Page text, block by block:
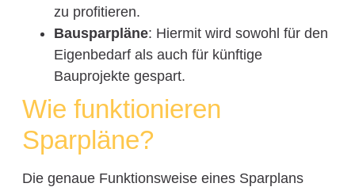
zu profitieren.
Bausparpläne: Hiermit wird sowohl für den
Eigenbedarf als auch für künftige
Bauprojekte gespart.
Wie funktionieren
Sparpläne?
Die genaue Funktionsweise eines Sparplans